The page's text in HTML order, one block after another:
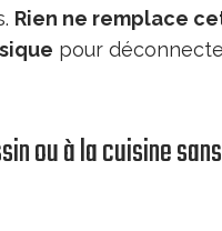
Rien ne remplace
pour
ou à la cuisine